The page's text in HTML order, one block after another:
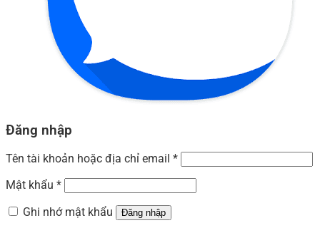
Đăng nhập
Tên tài khoản hoặc địa chỉ email *
Mật khẩu *
Ghi nhớ mật khẩu
Đăng nhập